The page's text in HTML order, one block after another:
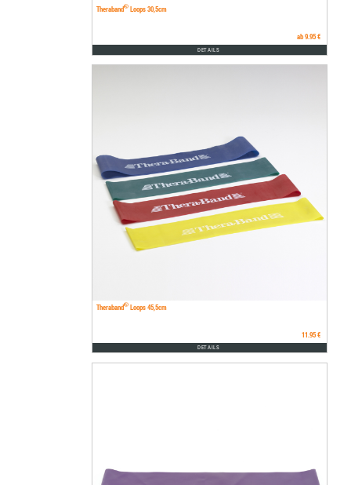
Theraband®Loops 30,5cm
ab 9.95 €
DETAILS
Theraband®Loops 45,5cm
11.95 €
DETAILS